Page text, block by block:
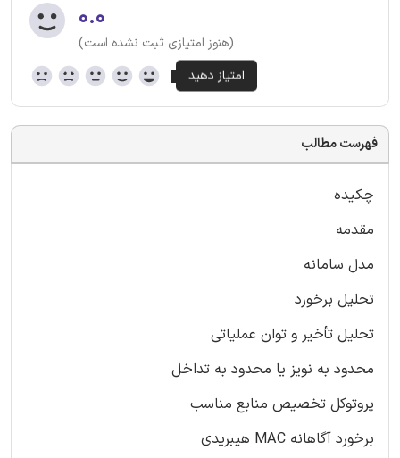
۰.۰
(هنوز امتیازی ثبت نشده است)
فهرست مطالب
چکیده
مقدمه
مدل سامانه
تحلیل برخورد
تحلیل تأخیر و توان عملیاتی
محدود به نویز یا محدود به تداخل
پروتوکل تخصیص منابع مناسب
برخورد آگاهانه MAC هیبریدی